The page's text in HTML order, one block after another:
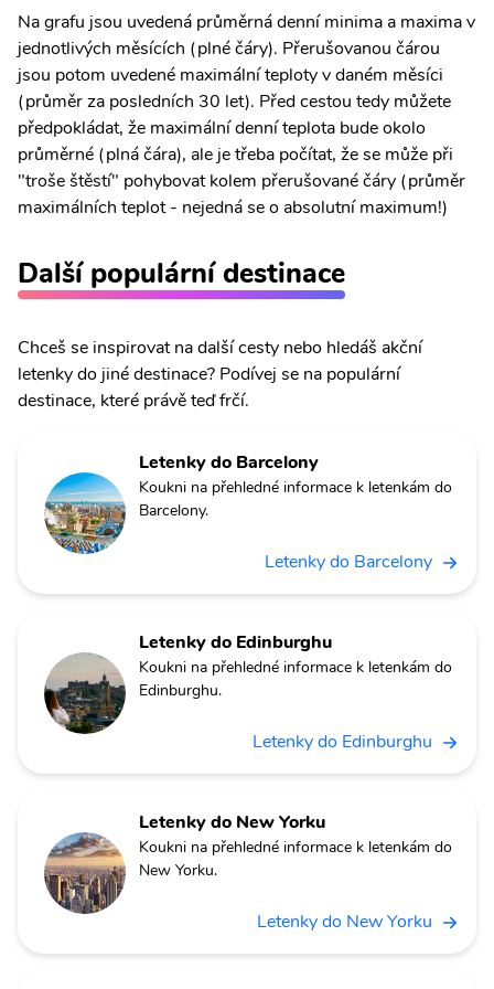
Na grafu jsou uvedená průměrná denní minima a maxima v
jednotlivých měsících (plné čáry). Přerušovanou čárou
jsou potom uvedené maximální teploty v daném měsíci
(průměr za posledních 30 let). Před cestou tedy můžete
předpokládat, že maximální denní teplota bude okolo
průměrné (plná čára), ale je třeba počítat, že se může při
"troše štěstí" pohybovat kolem přerušované čáry (průměr
maximálních teplot - nejedná se o absolutní maximum!)
Další populární destinace
Chceš se inspirovat na další cesty nebo hledáš akční
letenky do jiné destinace? Podívej se na populární
destinace, které právě teď frčí.
Letenky do Barcelony
Koukni na přehledné informace k letenkám do
Barcelony.
Letenky do Barcelony
Letenky do Edinburghu
Koukni na přehledné informace k letenkám do
Edinburghu.
Letenky do Edinburghu
Letenky do New Yorku
Koukni na přehledné informace k letenkám do
New Yorku.
Letenky do New Yorku